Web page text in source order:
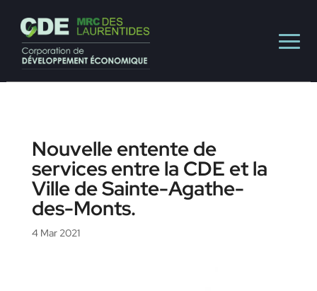
Nouvelle entente de
services entre la CDE et la
Ville de Sainte-Agathe-
des-Monts.
4 Mar 2021